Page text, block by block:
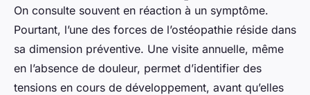
On consulte souvent en réaction à un symptôme.
Pourtant, l’une des forces de l’ostéopathie réside dans
sa dimension préventive. Une visite annuelle, même
en l’absence de douleur, permet d’identifier des
tensions en cours de développement, avant qu’elles